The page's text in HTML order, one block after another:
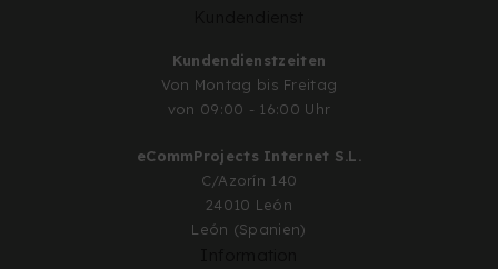
Kundendienstzeiten
Von Montag bis Freitag
von 09:00 - 16:00 Uhr
eCommProjects Internet S.L.
C/Azorín 140
24010 León
León (Spanien)